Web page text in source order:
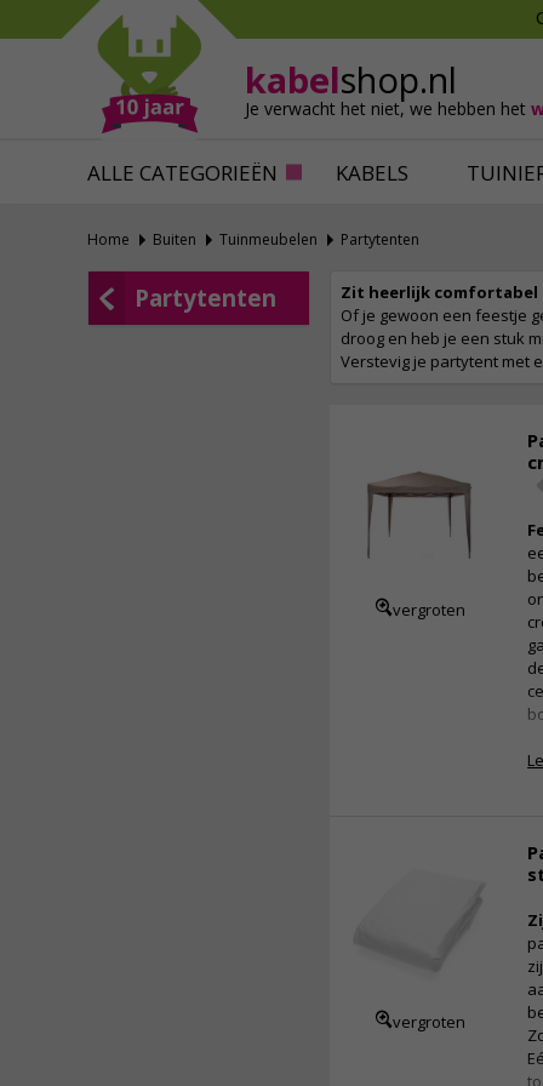
kabelshop.nl
Je verwacht het niet, we hebben het
ALLE CATEGORIEËN KABELS
Mollen verjagen
Slakken bestrijden
Katten verjagen
Alles tegen ongedierte
Ventilatie
Home Buiten Tuinmeubelen Partytenten
Partytenten
Zit heerlijk
Of je gewoon een feestje
droog en heb je een stuk
Verstevig je partytent met
vergroten
vergroten